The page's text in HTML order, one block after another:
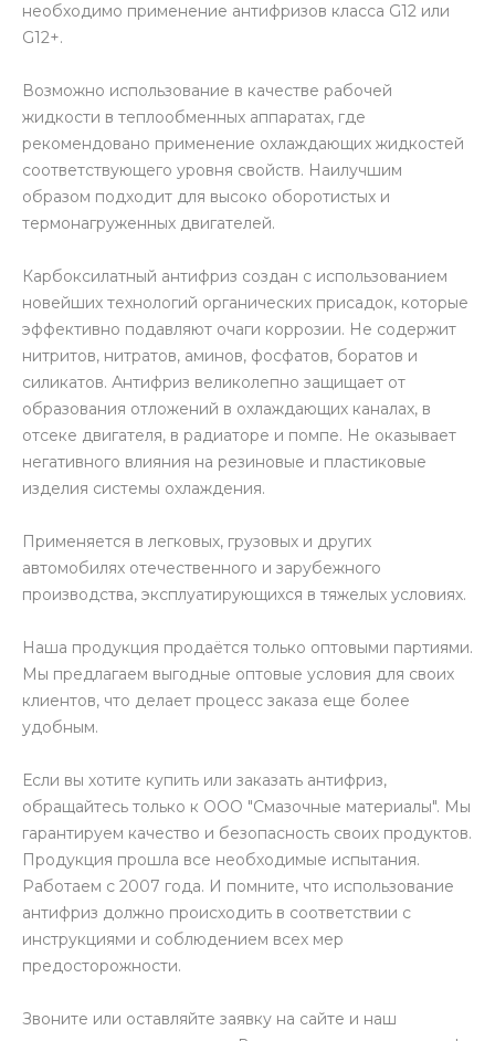
необходимо применение антифризов класса G12 или
G12+.
Возможно использование в качестве рабочей
жидкости в теплообменных аппаратах, где
рекомендовано применение охлаждающих жидкостей
соответствующего уровня свойств. Наилучшим
образом подходит для высоко оборотистых и
термонагруженных двигателей.
Карбоксилатный антифриз создан с использованием
новейших технологий органических присадок, которые
эффективно подавляют очаги коррозии. Не содержит
нитритов, нитратов, аминов, фосфатов, боратов и
силикатов. Антифриз великолепно защищает от
образования отложений в охлаждающих каналах, в
отсеке двигателя, в радиаторе и помпе. Не оказывает
негативного влияния на резиновые и пластиковые
изделия системы охлаждения.
Применяется в легковых, грузовых и других
автомобилях отечественного и зарубежного
производства, эксплуатирующихся в тяжелых условиях.
Наша продукция продаётся только оптовыми партиями.
Мы предлагаем выгодные оптовые условия для своих
клиентов, что делает процесс заказа еще более
удобным.
Если вы хотите купить или заказать антифриз,
обращайтесь только к ООО "Смазочные материалы". Мы
гарантируем качество и безопасность своих продуктов.
Продукция прошла все необходимые испытания.
Работаем с 2007 года. И помните, что использование
антифриз должно происходить в соответствии с
инструкциями и соблюдением всех мер
предосторожности.
Звоните или оставляйте заявку на сайте и наш